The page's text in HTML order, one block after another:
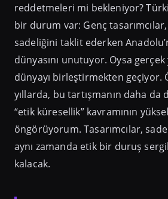
reddetmeleri mi bekleniyor?
bir durum var: Genç
sadeliğini taklit ederken
dünyasını unutuyor. Oysa
dünyayı birleştirmekten geçiyor.
yıllarda, bu tartışmanın daha da
“etik küresellik” kavramının
öngörüyorum. Tasarımcılar,
aynı zamanda etik bir duruş
kalacak.